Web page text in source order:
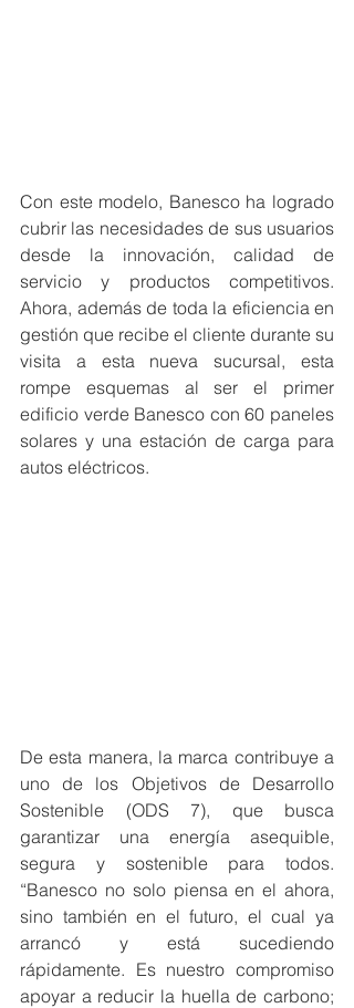
Con este modelo, Banesco ha logrado
cubrir las necesidades de sus usuarios
desde la innovación, calidad de
servicio y productos competitivos.
Ahora, además de toda la eficiencia en
gestión que recibe el cliente durante su
visita a esta nueva sucursal, esta
rompe esquemas al ser el primer
edificio verde Banesco con 60 paneles
solares y una estación de carga para
autos eléctricos.
De esta manera, la marca contribuye a
uno de los Objetivos de Desarrollo
Sostenible (ODS 7), que busca
garantizar una energía asequible,
segura y sostenible para todos.
“Banesco no solo piensa en el ahora,
sino también en el futuro, el cual ya
arrancó y está sucediendo
rápidamente. Es nuestro compromiso
apoyar a reducir la huella de carbono;